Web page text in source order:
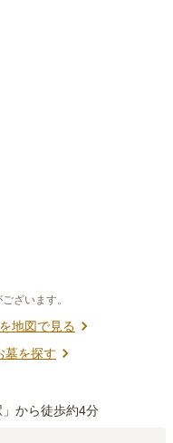
ざいます。
地図で見る
墓を探す
」から徒歩約4分